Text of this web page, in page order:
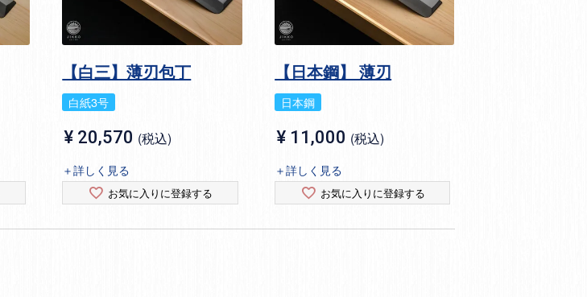
【白三】薄刃包丁
白紙3号
¥ 20,570 税込
＋詳しく見る
お気に入りに登録する
【日本鋼】 薄刃
日本鋼
¥ 11,000 税込
＋詳しく見る
お気に入りに登録する